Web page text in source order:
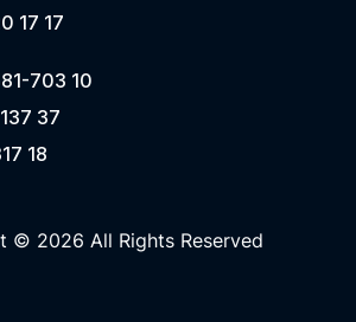
17 17
703 10
37
18
© 2026 All Rights Reserved